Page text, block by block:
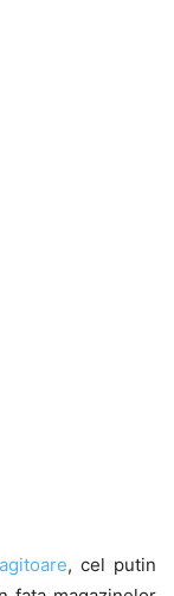
, cel putin